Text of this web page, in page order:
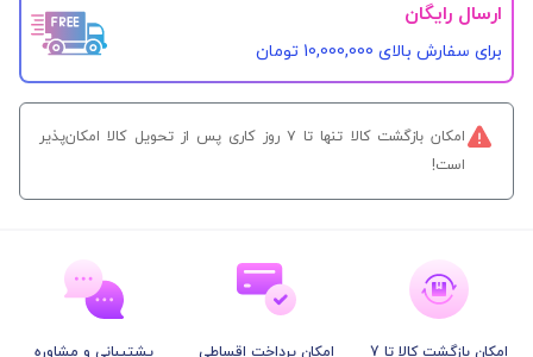
ارسال رایگان
برای سفارش‌ بالای 10,000,000 تومان
امکان بازگشت کالا تنها تا ۷ روز کاری پس از تحویل کالا امکان‌پذیر
است!
امکان بازگشت کالا تا 7 امکان پرداخت اقساطی پشتیبانی و مشاوره